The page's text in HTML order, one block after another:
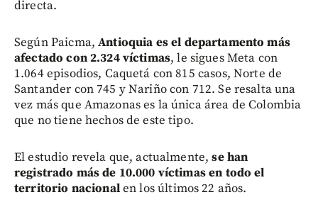
directa.
Según Paicma,Antioquia es el departamento más
afectado con 2.324 víctimas, le sigues Meta con
1.064 episodios, Caquetá con 815 casos, Norte de
Santander con 745 y Nariño con 712. Se resalta una
vez más que Amazonas es la única área de Colombia
que no tiene hechos de este tipo.
El estudio revela que, actualmente,se han
registrado más de 10.000 víctimas en todo el
territorio nacionalen los últimos 22 años.